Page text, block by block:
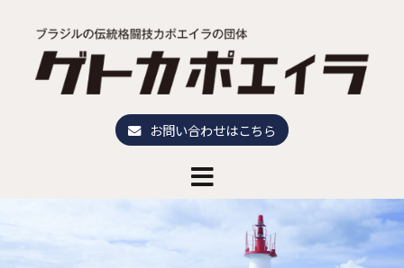
お問い合わせはこちら